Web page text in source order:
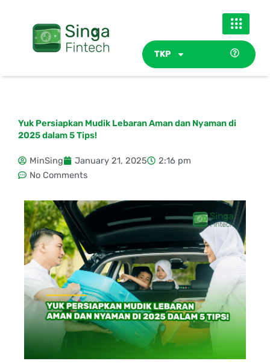
TKP
Yuk Persiapkan Mudik Lebaran Aman dan Nyaman di
2025 dalam 5 Tips!
MinSing January 21, 2025
2:16 pm
No Comments